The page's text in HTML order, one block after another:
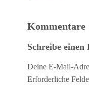
Kommentare
Schreibe
Deine E-Mail-
Erforderliche